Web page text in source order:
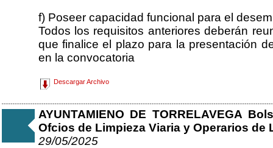
f) Poseer capacidad funcional para el
Todos los requisitos anteriores deberán
que finalice el plazo para la presentación
en la convocatoria
Descargar Archivo
AYUNTAMIENO DE TORRELAVEGA
Ofcios de Limpieza Viaria y Operarios de
29/05/2025